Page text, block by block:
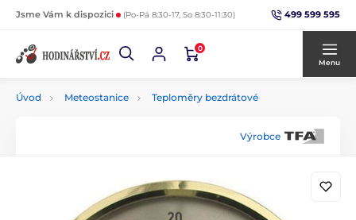
Jsme Vám k dispozici (Po-Pá 8:30-17, So 8:30-11:30) 499 599 595
0
Menu
Úvod Meteostanice Teploměry bezdrátové
Výrobce